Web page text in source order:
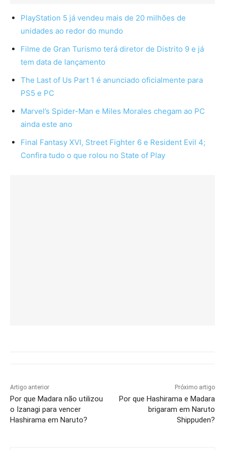
PlayStation 5 já vendeu mais de 20 milhões de
unidades ao redor do mundo
Filme de Gran Turismo terá diretor de Distrito 9 e já
tem data de lançamento
The Last of Us Part 1 é anunciado oficialmente para
PS5 e PC
Marvel’s Spider-Man e Miles Morales chegam ao PC
ainda este ano
Final Fantasy XVI, Street Fighter 6 e Resident Evil 4;
Confira tudo o que rolou no State of Play
Artigo anterior
Por que Madara não utilizou
o Izanagi para vencer
Hashirama em Naruto?
Próximo artigo
Por que Hashirama e Madara
brigaram em Naruto
Shippuden?